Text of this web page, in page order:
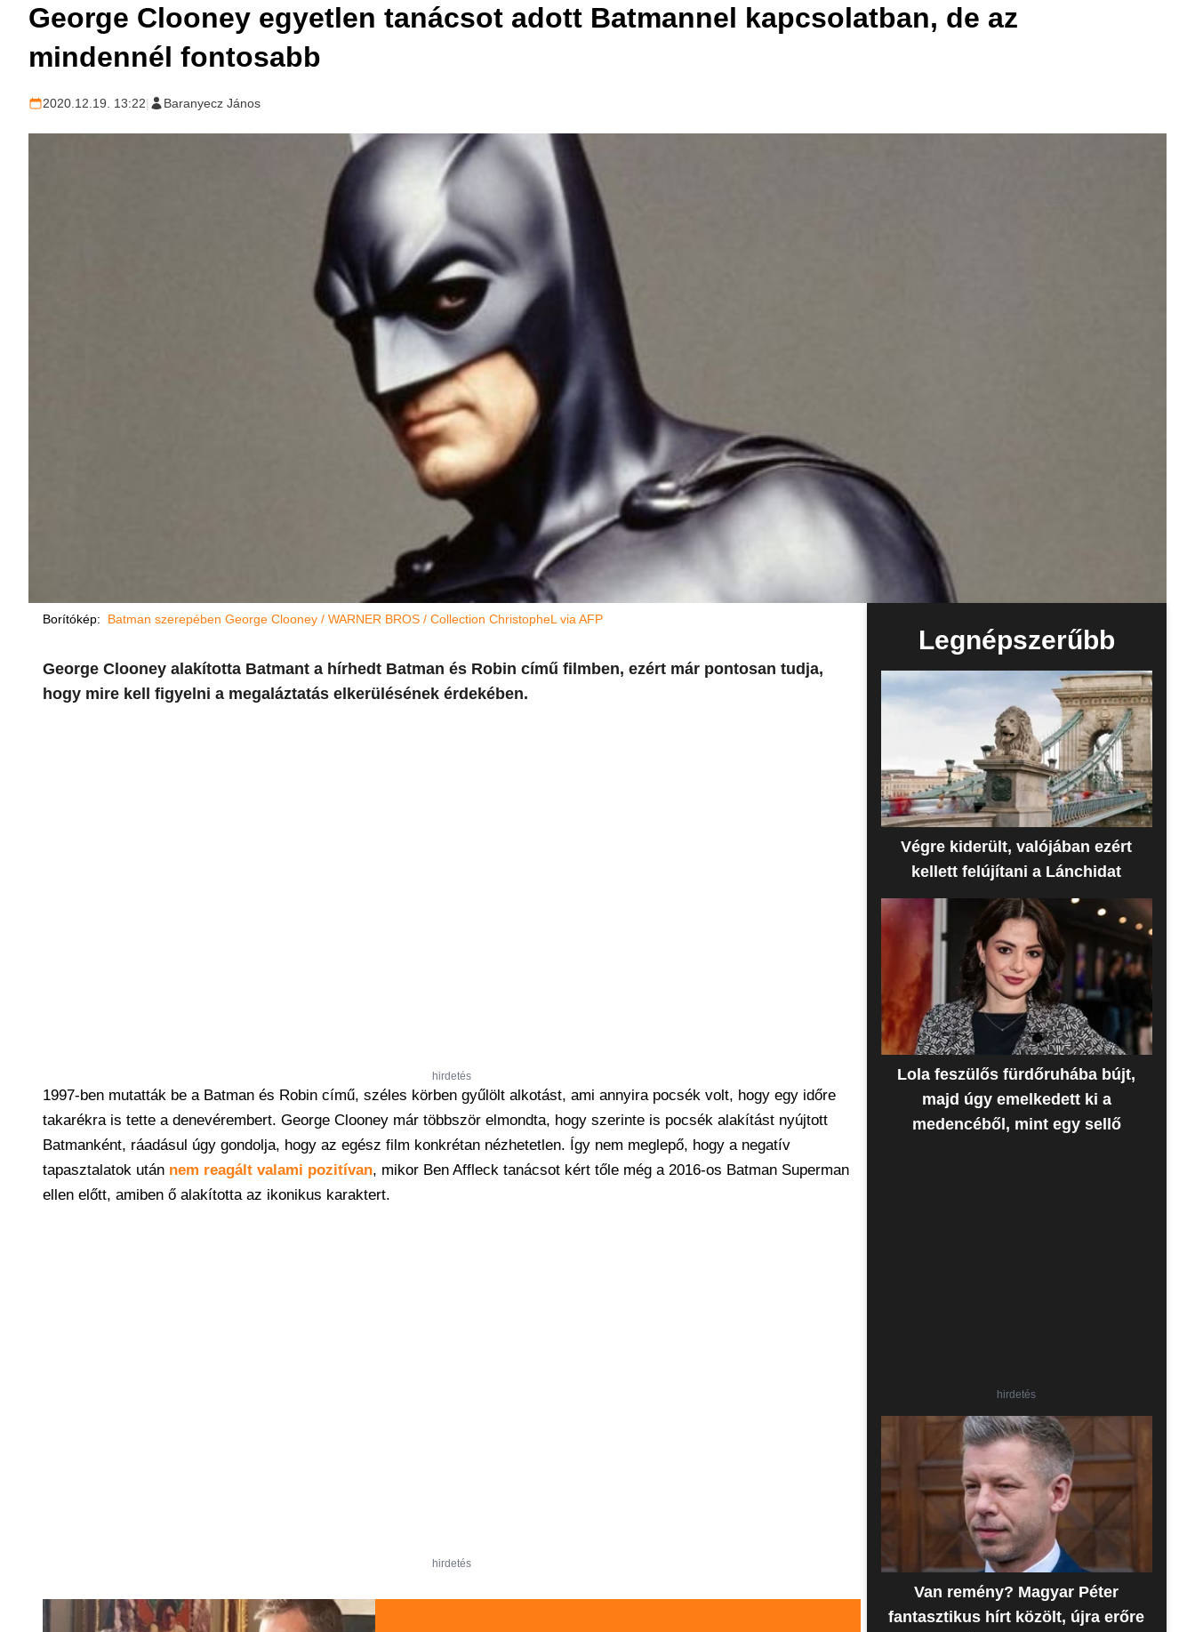
George Clooney egyetlen tanácsot adott Batmannel kapcsolatban, de az
mindennél fontosabb
2020.12.19. 13:22| Baranyecz János
Borítókép: Batman szerepében George Clooney / WARNER BROS / Collection ChristopheL via AFP
George Clooney alakította Batmant a hírhedt Batman és Robin című filmben, ezért már pontosan tudja,
hogy mire kell figyelni a megaláztatás elkerülésének érdekében.
hirdetés
1997-ben mutatták be a Batman és Robin című, széles körben gyűlölt alkotást, ami annyira pocsék volt, hogy egy időre
takarékra is tette a denevérembert. George Clooney már többször elmondta, hogy szerinte is pocsék alakítást nyújtott
Batmanként, ráadásul úgy gondolja, hogy az egész film konkrétan nézhetetlen. Így nem meglepő, hogy a negatív
tapasztalatok után nem reagált valami pozitívan, mikor Ben Affleck tanácsot kért tőle még a 2016-os Batman Superman
ellen előtt, amiben ő alakította az ikonikus karaktert.
hirdetés
Legnépszerűbb
Végre kiderült, valójában ezért
kellett felújítani a Lánchidat
Lola feszülős fürdőruhába bújt,
majd úgy emelkedett ki a
medencéből, mint egy sellő
hirdetés
Van remény? Magyar Péter
fantasztikus hírt közölt, újra erőre